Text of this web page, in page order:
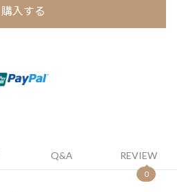
購入する
Q&A REVIEW
0